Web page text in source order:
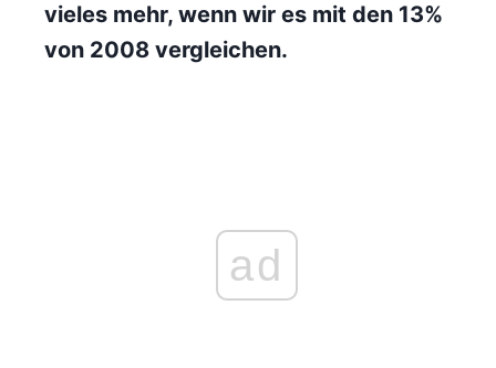
vieles mehr, wenn wir es mit den 13%
von 2008 vergleichen.
ad